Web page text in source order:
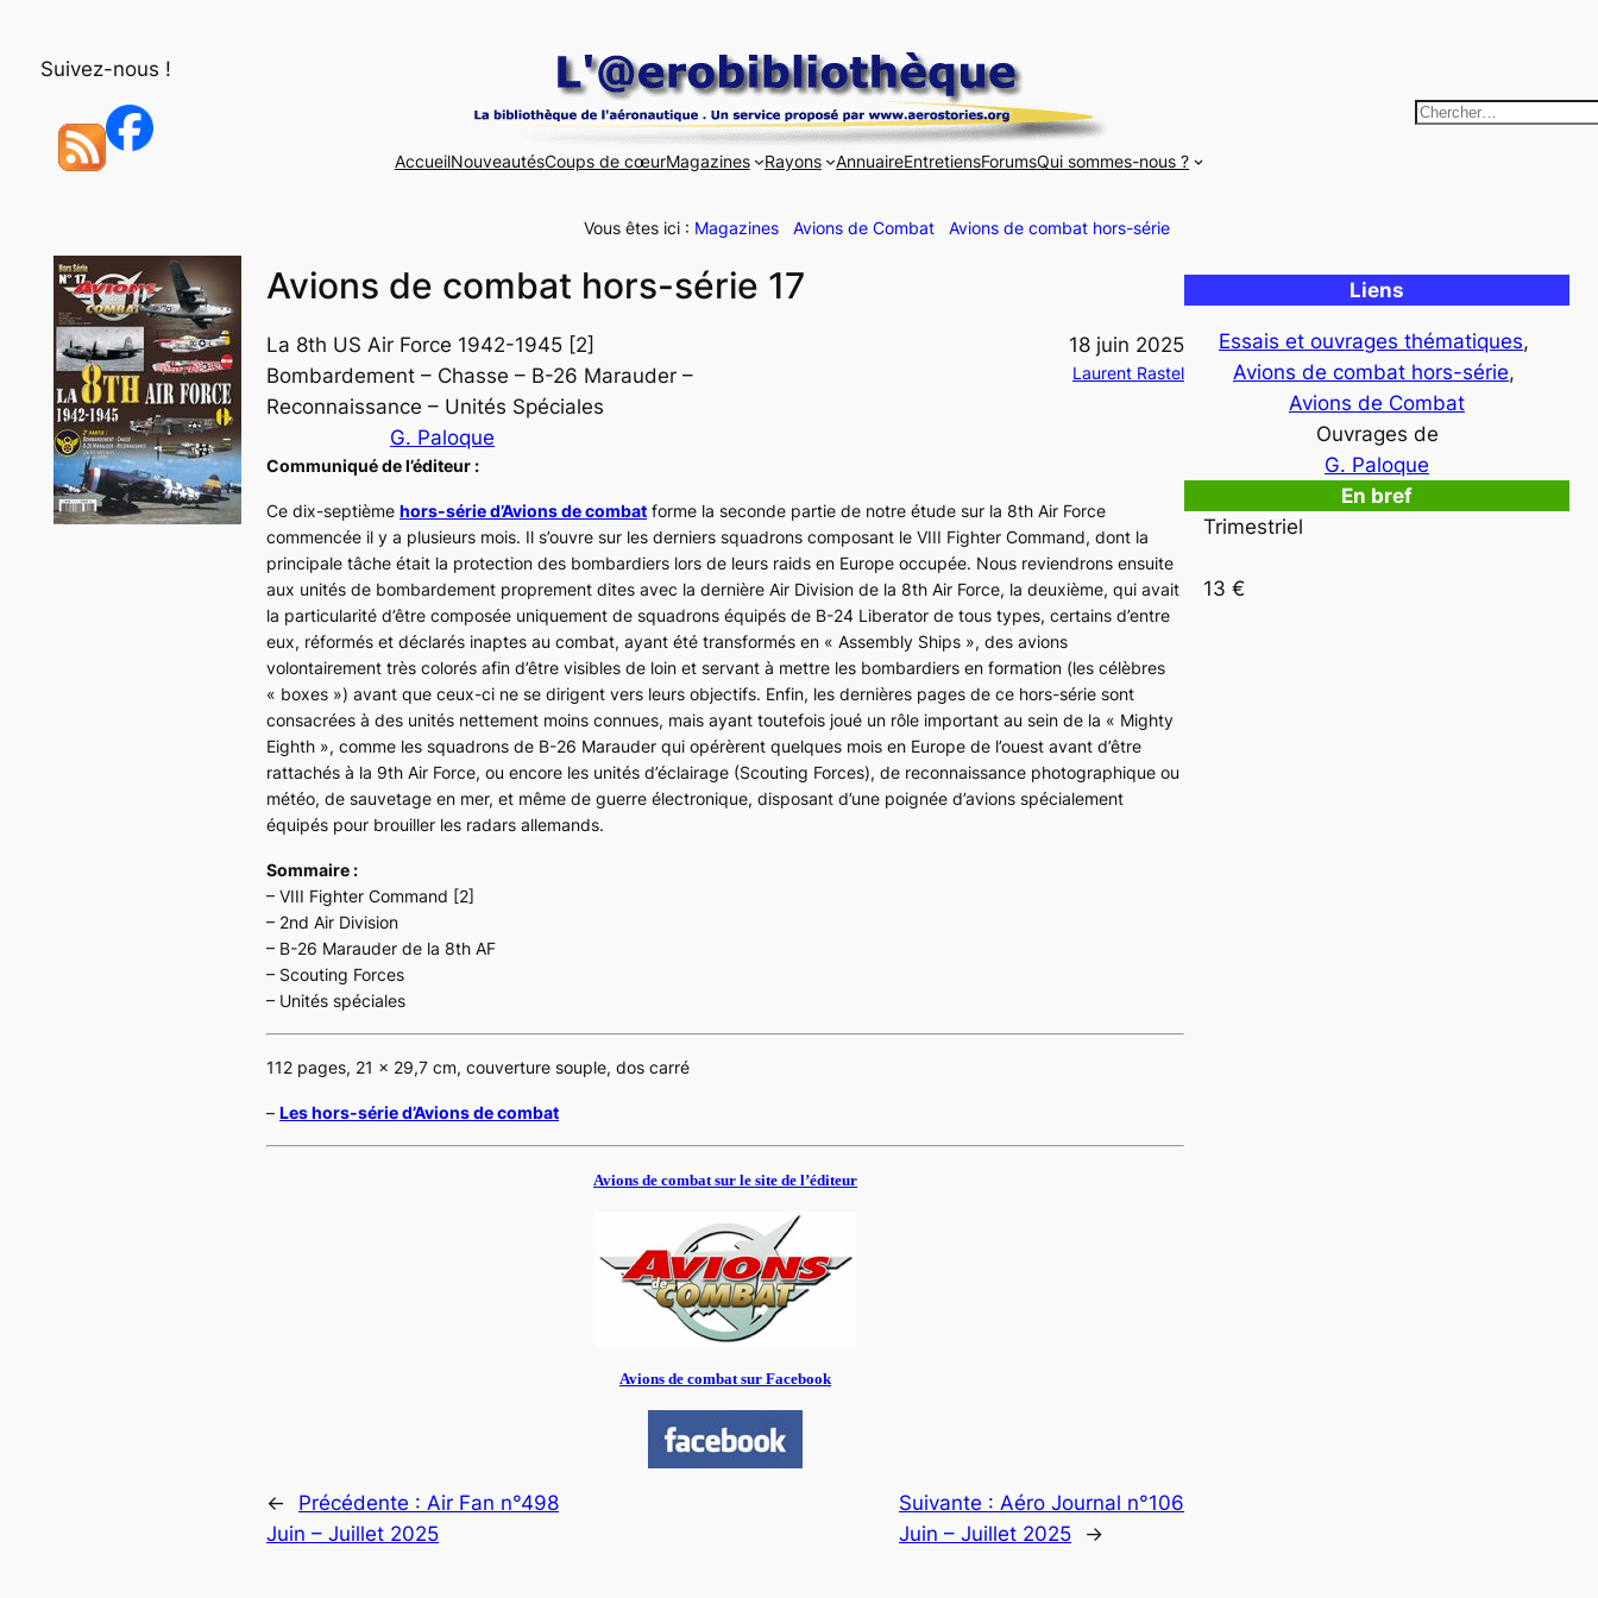
Suivez-nous !
AccueilNouveautésCoups de cœurMagazines Rayons AnnuaireEntretiensForumsQui sommes-nous ?
R
r
c
h
e
Vous êtes ici : Magazines Avions de Combat Avions de combat hors-série
Avions de combat hors-série 17
La 8th US Air Force 1942-1945 [2]
Bombardement – Chasse – B-26 Marauder –
Reconnaissance – Unités Spéciales
G. Paloque
18 juin 2025
Laurent Rastel
Communiqué de l’éditeur :
Ce dix-septième hors-série d’Avions de combat forme la seconde partie de notre étude sur la 8th Air Force
commencée il y a plusieurs mois. Il s’ouvre sur les derniers squadrons composant le VIII Fighter Command, dont la
principale tâche était la protection des bombardiers lors de leurs raids en Europe occupée. Nous reviendrons ensuite
aux unités de bombardement proprement dites avec la dernière Air Division de la 8th Air Force, la deuxième, qui avait
la particularité d’être composée uniquement de squadrons équipés de B-24 Liberator de tous types, certains d’entre
eux, réformés et déclarés inaptes au combat, ayant été transformés en « Assembly Ships », des avions
volontairement très colorés afin d’être visibles de loin et servant à mettre les bombardiers en formation (les célèbres
« boxes ») avant que ceux-ci ne se dirigent vers leurs objectifs. Enfin, les dernières pages de ce hors-série sont
consacrées à des unités nettement moins connues, mais ayant toutefois joué un rôle important au sein de la « Mighty
Eighth », comme les squadrons de B-26 Marauder qui opérèrent quelques mois en Europe de l’ouest avant d’être
rattachés à la 9th Air Force, ou encore les unités d’éclairage (Scouting Forces), de reconnaissance photographique ou
météo, de sauvetage en mer, et même de guerre électronique, disposant d’une poignée d’avions spécialement
équipés pour brouiller les radars allemands.
Sommaire :
– VIII Fighter Command [2]
– 2nd Air Division
– B-26 Marauder de la 8th AF
– Scouting Forces
– Unités spéciales
112 pages, 21 x 29,7 cm, couverture souple, dos carré
– Les hors-série d’Avions de combat
Avions de combat sur le site de l’éditeur
Avions de combat sur Facebook
← Précédente : Air Fan n°498
Juin – Juillet 2025
Suivante : Aéro Journal n°106
Juin – Juillet 2025
→
Liens
Essais et ouvrages thématiques
Avions de combat hors-série
Avions de Combat
Ouvrages de
G. Paloque
En bref
Trimestriel
13 €